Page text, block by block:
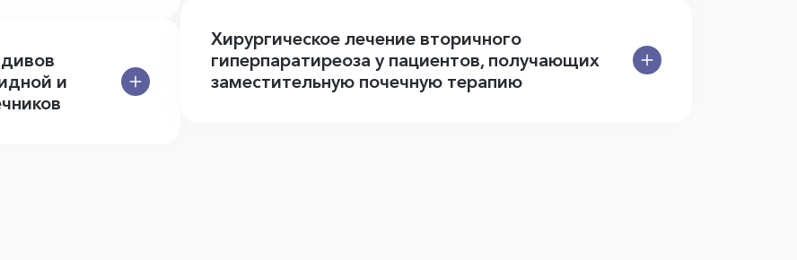
и
Хирургическое лечение вторичного
гиперпаратиреоза у пациентов, получающих
заместительную почечную терапию